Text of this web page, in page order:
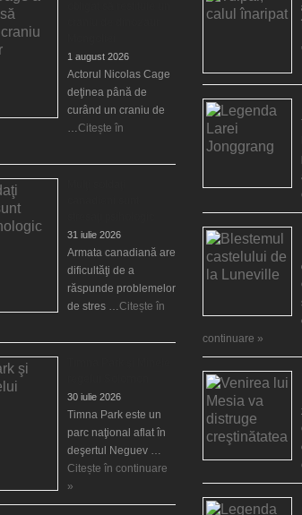
1 august 2026
Actorul Nicolas Cage
deţinea până de
curând un craniu de
…Citește în
31 iulie 2026
Armata canadiană are
dificultăţi de a
răspunde problemelor
de stres …Citește în
30 iulie 2026
Timna Park este un
parc naţional aflat în
deşertul Neguev …
Citește în continuare
»
continuare »